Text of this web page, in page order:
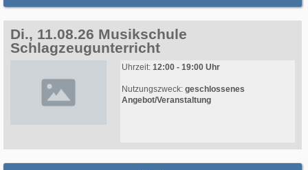
Di., 11.08.26 Musikschule
Schlagzeugunterricht
Uhrzeit: 12:00 - 19:00 Uhr
Nutzungszweck: geschlossenes
Angebot/Veranstaltung